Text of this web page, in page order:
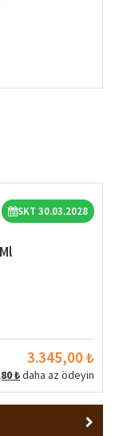
SKT 30.03.2028
3.345,00 ₺
₺daha az ödeyin